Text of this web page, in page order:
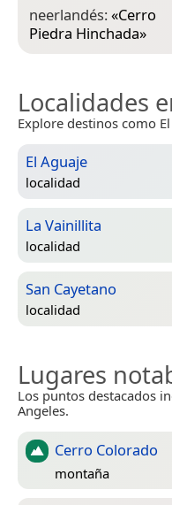
neerlandés:«Cerro
Piedra Hinchada»
Localidades
Explore destinos como
El Aguaje
localidad
La Vainillita
localidad
San Cayetano
localidad
Lugares
Los puntos destacados
Angeles.
Cerro Colorado
montaña